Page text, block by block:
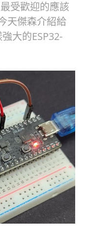
受歡迎的應該
天傑森介紹給
大的ESP32-